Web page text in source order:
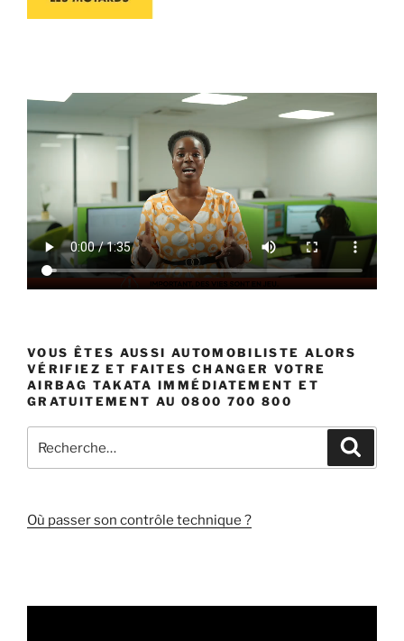
VOUS ÊTES AUSSI AUTOMOBILISTE ALORS
VÉRIFIEZ ET FAITES CHANGER VOTRE
AIRBAG TAKATA IMMÉDIATEMENT ET
GRATUITEMENT AU 0800 700 800
pour
Où passer son contrôle technique ?